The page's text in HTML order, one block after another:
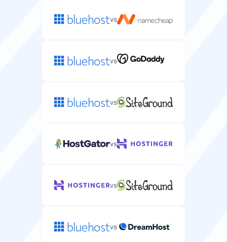
vs
vs
vs
vs
vs
vs